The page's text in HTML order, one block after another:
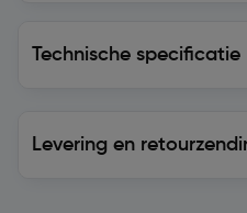
Technische specificatie
Levering en